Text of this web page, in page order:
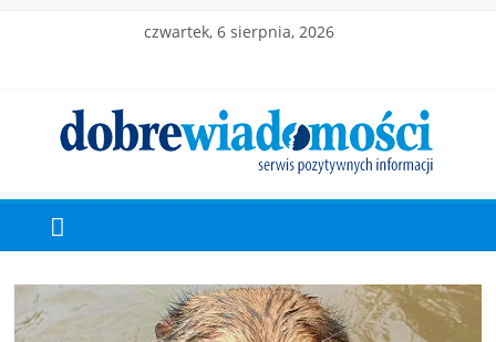
czwartek, 6 sierpnia, 2026